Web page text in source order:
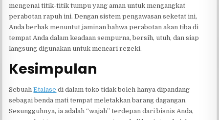
mengenai titik-titik tumpu yang aman untuk mengangkat
perabotan rapuh ini. Dengan sistem pengawasan seketat ini,
Anda berhak menuntut jaminan bahwa perabotan akan tiba di
tempat Anda dalam keadaan sempurna, bersih, utuh, dan siap
langsung digunakan untuk mencari rezeki.
Kesimpulan
SebuahEtalase di dalam toko tidak boleh hanya dipandang
sebagai benda mati tempat meletakkan barang dagangan.
Sesungguhnya, ia adalah “wajah” terdepan dari bisnis Anda,